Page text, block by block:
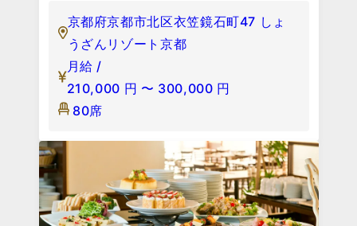
京都府京都市北区衣笠鏡石町47 しょ
うざんリゾート京都
月給 /
210,000 円 〜 300,000 円
80席